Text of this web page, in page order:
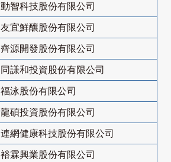
動智科技股份有限公司
友宜鮮釀股份有限公司
齊源開發股份有限公司
同謙和投資股份有限公司
福泳股份有限公司
龍碩投資股份有限公司
連網健康科技股份有限公司
裕霖興業股份有限公司